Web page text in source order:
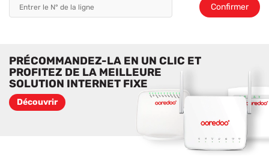
Confirmer
PRÉCOMMANDEZ-LA EN UN CLIC ET
PROFITEZ DE LA MEILLEURE
SOLUTION INTERNET FIXE
Découvrir